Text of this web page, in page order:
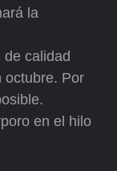
la
calidad
octubre. Por
en el hilo